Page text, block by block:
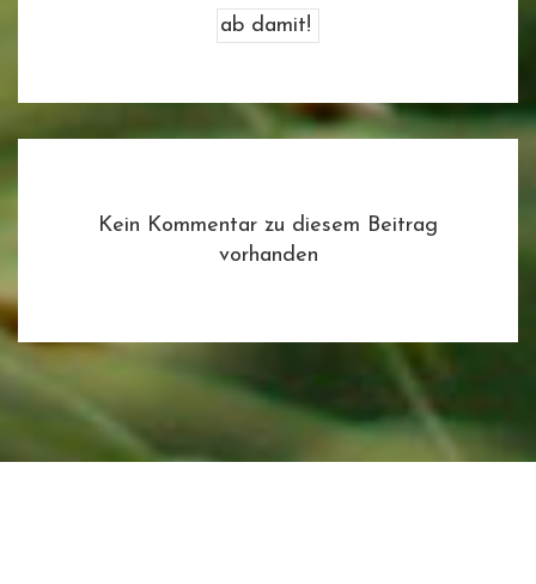
Kein Kommentar zu diesem Beitrag
vorhanden